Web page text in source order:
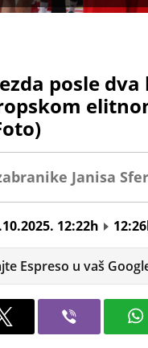
posle dva
Janisa
12:22h
Espreso u vaš